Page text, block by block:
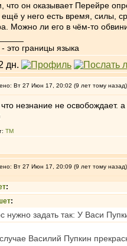
что он оказывает Перейре
у него есть время, силы,
Можно ли его в чём-то
это границы языка
Вт 27 Июн 17, 20:02 (9 лет тому назад)
что незнание не освобождает.
ТМ
Вт 27 Июн 17, 20:09 (9 лет тому назад)
:
:
нужно задать так: У Васи
Василий Пупкин